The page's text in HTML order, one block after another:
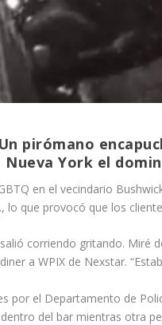
pirómano
Nueva York el
en el vecindario
lo que provocó que los
corriendo gritando. Miré
a WPIX de Nexstar.
por el Departamento de
del bar mientras otra